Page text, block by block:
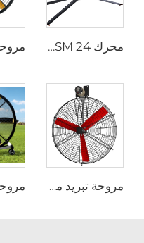
محرك IE5 PMSM 24 قدم مروحة HVLS الكهربائية الكبيرة سعة 7.3 متر لمصانع الألبان الصناعية مروحة سقف كبيرة لمستودعات الجهد 380 فولت
مروحة تبريد مباشرة من المصنع، شفرات من النيلون، محرك 380 فولت، مناسبة لاستخدامها في مستودعات الألبان، مثبتة على الجدران لتبريد مزارع الأبقار